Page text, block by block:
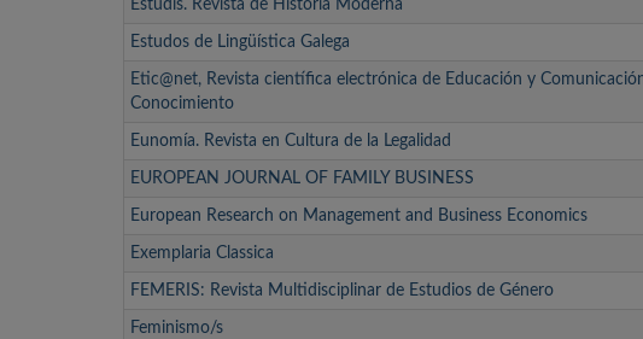
Estudis. Revista de Historia Moderna
Estudos de Lingüística Galega
Etic@net, Revista científica electrónica de Educación y
Conocimiento
Eunomía. Revista en Cultura de la Legalidad
EUROPEAN JOURNAL OF FAMILY BUSINESS
European Research on Management and Business Economics
Exemplaria Classica
FEMERIS: Revista Multidisciplinar de Estudios de Género
Feminismo/s